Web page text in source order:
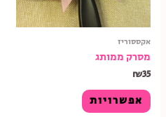
אקססוריז
מסרק ממותג
₪35
אפשרויות